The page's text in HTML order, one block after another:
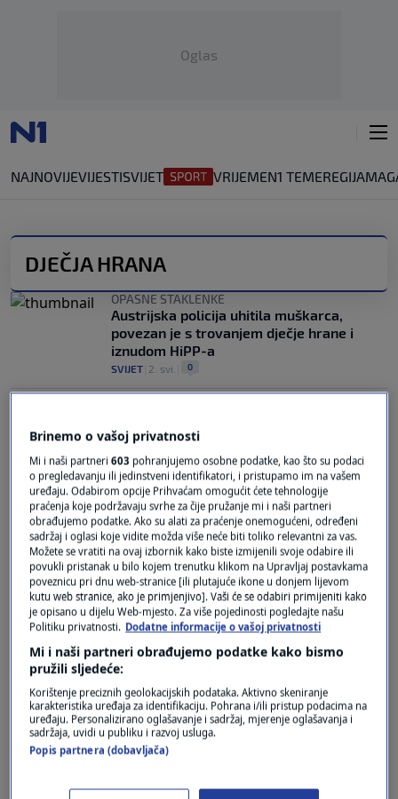
Oglas
NAJNOVIJEVIJESTISVIJET VRIJEMEN1 TEMEREGIJA
DJEČJA HRANA
OPASNE STAKLENKE
Austrijska policija uhitila muškarca,
povezan je s trovanjem dječje hrane i
iznudom HiPP-a
SVIJET 2. svi. 0
proizvoda HiPP u Hrvatskoj
VIJESTI|22. tra.|
VAŽNA UPUTA RODITELJIMA
Kako prepoznati otrovane staklenke
dječje hrane?
SVIJET |21. tra.| 1
Oglas
Brinemo o vašoj privatnosti
Mi i naši partneri603 pohranjujemo osobne podatke, kao što su podaci
o pregledavanju ili jedinstveni identifikatori, i pristupamo im na vašem
uređaju. Odabirom opcije Prihvaćam omogućit ćete tehnologije
praćenja koje podržavaju svrhe za čije pružanje mi i naši partneri
obrađujemo podatke. Ako su alati za praćenje onemogućeni, određeni
sadržaj i oglasi koje vidite možda više neće biti toliko relevantni za vas.
Možete se vratiti na ovaj izbornik kako biste izmijenili svoje odabire ili
povukli pristanak u bilo kojem trenutku klikom na Upravljaj postavkama
poveznicu pri dnu web-stranice [ili plutajuće ikone u donjem lijevom
kutu web stranice, ako je primjenjivo]. Vaši će se odabiri primijeniti kako
je opisano u dijelu Web-mjesto. Za više pojedinosti pogledajte našu
Politiku privatnosti. Dodatne informacije o vašoj privatnosti
Mi i naši partneri obrađujemo podatke kako bismo
pružili sljedeće:
Korištenje preciznih geolokacijskih podataka. Aktivno skeniranje
karakteristika uređaja za identifikaciju. Pohrana i/ili pristup podacima na
uređaju. Personalizirano oglašavanje i sadržaj, mjerenje oglašavanja i
sadržaja, uvidi u publiku i razvoj usluga.
Popis partnera (dobavljača)